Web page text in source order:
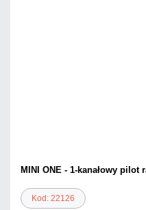
MINI ONE - 1-kanałowy pilot
Kod: 22126